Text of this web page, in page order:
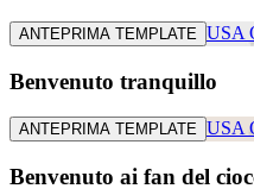
ANTEPRIMA TEMPLATE USA
Benvenuto tranquillo
ANTEPRIMA TEMPLATE USA
Benvenuto ai fan del